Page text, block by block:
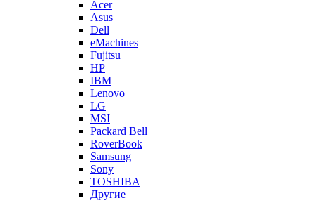
Acer
Asus
Dell
eMachines
Fujitsu
HP
IBM
Lenovo
LG
MSI
Packard Bell
RoverBook
Samsung
Sony
TOSHIBA
Другие